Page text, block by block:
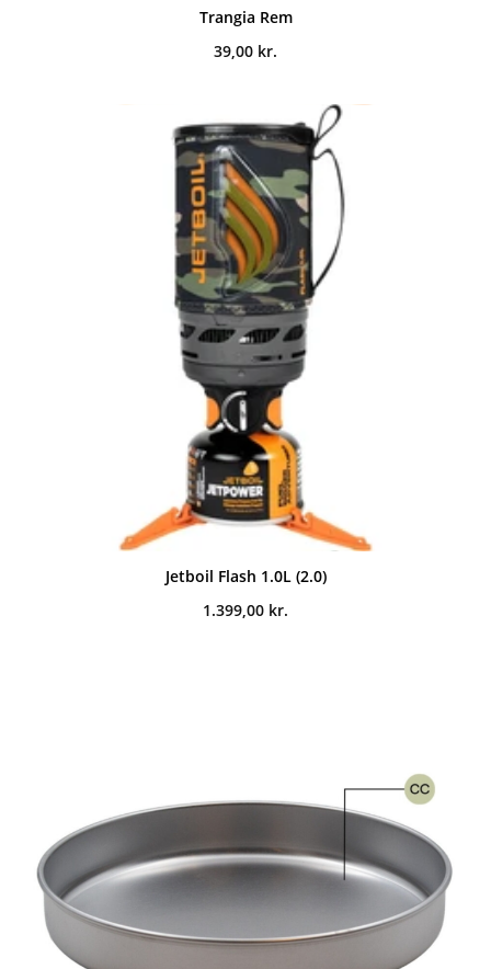
Trangia Rem
39,00 kr.
Jetboil Flash 1.0L (2.0)
1.399,00 kr.